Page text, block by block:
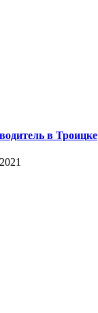
в Троицке